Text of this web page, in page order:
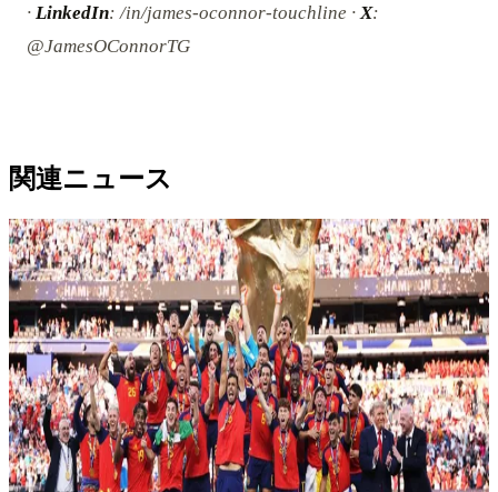
· LinkedIn: /in/james-oconnor-touchline · X:
@JamesOConnorTG
関連ニュース